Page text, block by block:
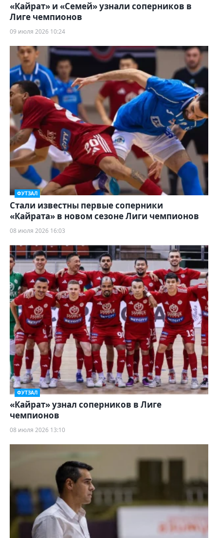
«Кайрат» и «Семей» узнали соперников в
Лиге чемпионов
09 июля 2026 10:24
ФУТЗАЛ
Стали известны первые соперники
«Кайрата» в новом сезоне Лиги чемпионов
08 июля 2026 16:03
ФУТЗАЛ
«Кайрат» узнал соперников в Лиге
чемпионов
08 июля 2026 13:10